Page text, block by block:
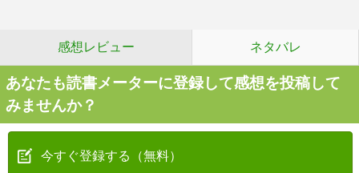
感想レビュー ネタバレ
あなたも読書メーターに登録して感想を投稿して
みませんか？
今すぐ登録する（無料）